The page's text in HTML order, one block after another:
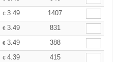
€ 3.49
1407
€ 3.49
831
€ 3.49
388
€ 4.39 415